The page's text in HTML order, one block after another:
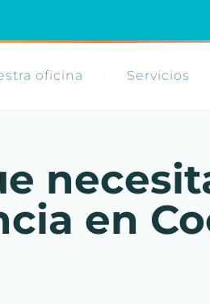
oficina Servicios
en